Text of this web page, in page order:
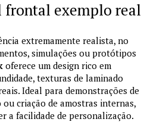
frontal exemplo real
extremamente realista, no
simulações ou protótipos
oferece um design rico em
texturas de laminado
Ideal para demonstrações de
criação de amostras internas,
a facilidade de personalização.